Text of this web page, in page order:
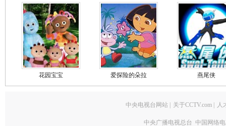
花园宝宝 爱探险的朵拉 燕尾侠
中央电视台网站 关于CCTV.com 人
中央广播电视总台 中国网络